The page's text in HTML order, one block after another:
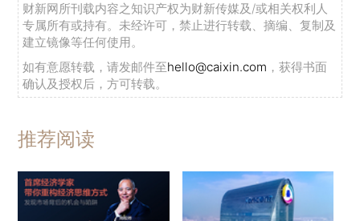
财新网所刊载内容之知识产权为财新传媒及/或相关权利人
专属所有或持有。未经许可，禁止进行转载、摘编、复制及
建立镜像等任何使用。
如有意愿转载，请发邮件至hello@caixin.com ，获得书面
确认及授权后，方可转载。
推荐阅读